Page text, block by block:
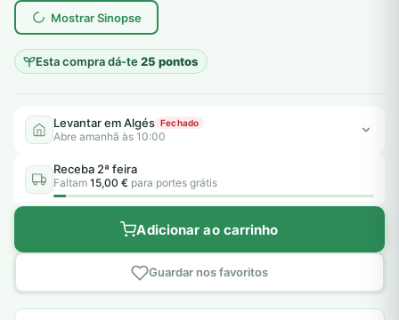
Mostrar Sinopse
Esta compra dá-te25 pontos
Levantar em Algés Fechado
Abre amanhã às 10:00
Receba 2ª feira
Faltam 15,00 € para portes grátis
Adicionar ao carrinho
Guardar nos favoritos